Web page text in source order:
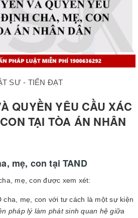
SƯ - TIẾN ĐẠT
QUYỀN YÊU CẦU XÁC
TẠI TÒA ÁN NHÂN
mẹ, con tại TAND
mẹ, con được xem xét:
cha, mẹ, con với tư cách là một sự kiện
pháp lý làm phát sinh quan hệ giữa